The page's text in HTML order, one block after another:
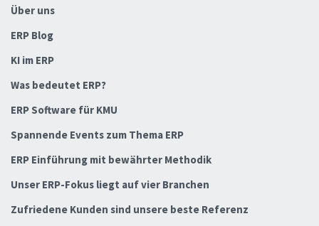
Über uns
ERP Blog
KI im ERP
Was bedeutet ERP?
ERP Software für KMU
Spannende Events zum Thema ERP
ERP Einführung mit bewährter Methodik
Unser ERP-Fokus liegt auf vier Branchen
Zufriedene Kunden sind unsere beste Referenz